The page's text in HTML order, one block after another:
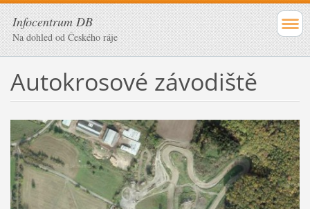
Infocentrum DB
Na dohled od Českého ráje
Autokrosové závodiště